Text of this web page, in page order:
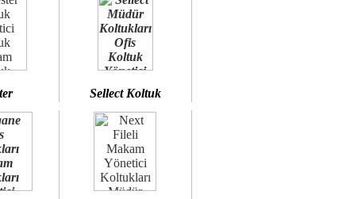
Sellect Koltuk